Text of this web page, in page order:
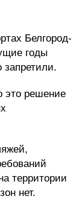
Белгород-
годы
это решение
территории
нет.